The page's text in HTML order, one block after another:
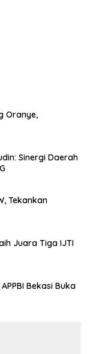
Oranye,
Sinergi Daerah
Tekankan
Juara Tiga IJTI
Bekasi Buka